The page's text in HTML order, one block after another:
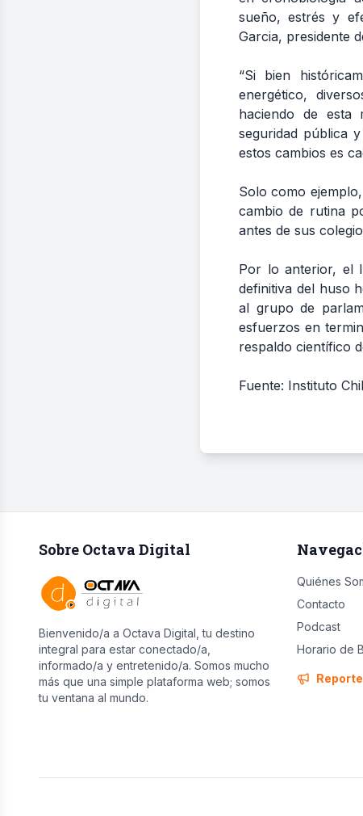
sueño, estrés y
Garcia, presidente
“Si bien
energético,
haciendo de esta
seguridad pública
estos cambios es
Solo como
cambio de rutina
antes de sus
Por lo anterior, el
definitiva del huso
al grupo de
esfuerzos en
respaldo científico
Fuente: Instituto
Sobre Octava Digital
Bienvenido/a a Octava Digital, tu destino
integral para estar conectado/a,
informado/a y entretenido/a. Somos mucho
más que una simple plataforma web; somos
tu ventana al mundo.
Quiénes
Contacto
Podcast
Horario de